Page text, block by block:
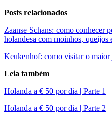
Posts relacionados
Zaanse Schans: como conhecer
holandesa com moinhos, queijos
Keukenhof: como visitar o
Leia também
Holanda a € 50 por dia | Parte 1
Holanda a € 50 por dia | Parte 2